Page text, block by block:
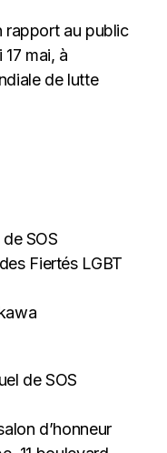
rapport au public
mai, à
de lutte
SOS
Fiertés LGBT
de SOS
d’honneur